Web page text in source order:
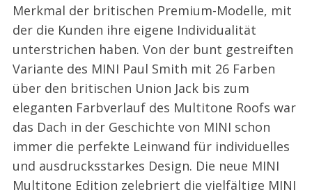
Merkmal der britischen Premium-Modelle, mit
der die Kunden ihre eigene Individualität
unterstrichen haben. Von der bunt gestreiften
Variante des MINI Paul Smith mit 26 Farben
über den britischen Union Jack bis zum
eleganten Farbverlauf des Multitone Roofs war
das Dach in der Geschichte von MINI schon
immer die perfekte Leinwand für individuelles
und ausdrucksstarkes Design. Die neue MINI
Multitone Edition zelebriert die vielfältige MINI